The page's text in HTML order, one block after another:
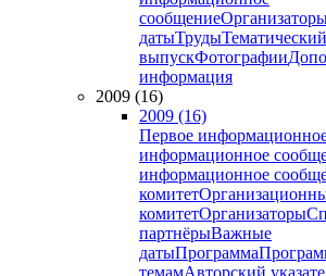
сообщение
датыТрудыТематический
выпускФотографии
информация
2009 (16)
2009 (16)
Первое
информационное
информационное
комитет
комитетОрганизаторы
партнёрыВажные
датыПрограмма
темамАвторский